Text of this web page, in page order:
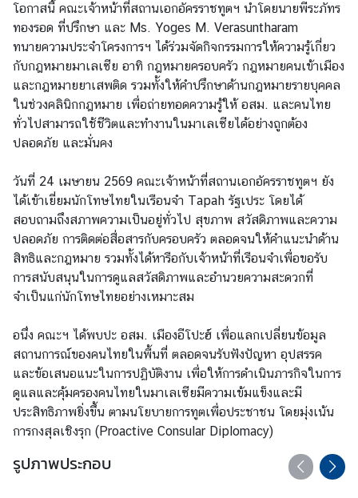
ย์
ข่
า
ว
ง
า
ก
ง
สุ
ล
(
C
o
s
u
l
a
r
S
r
โอกาสนี้ คณะเจ้าหน้าที่สถานเอกอัครราชทูตฯ นำโดยนายพีระภัทร
ทองรอด ที่ปรึกษา และ Ms. Yoges M. Verasuntharam
ทนายความประจำโครงการฯ ได้ร่วมจัดกิจกรรมการให้ความรู้เกี่ยว
กับกฎหมายมาเลเซีย อาทิ กฎหมายครอบครัว กฎหมายคนเข้าเมือง
และกฎหมายยาเสพติด รวมทั้งให้คำปรึกษาด้านกฎหมายรายบุคคล
ในช่วงคลินิกกฎหมาย เพื่อถ่ายทอดความรู้ให้ อสม. และคนไทย
ทั่วไปสามารถใช้ชีวิตและทำงานในมาเลเซียได้อย่างถูกต้อง
ปลอดภัย และมั่นคง
วันที่ 24 เมษายน 2569 คณะเจ้าหน้าที่สถานเอกอัครราชทูตฯ ยัง
ได้เข้าเยี่ยมนักโทษไทยในเรือนจำ Tapah รัฐเประ โดยได้
สอบถามถึงสภาพความเป็นอยู่ทั่วไป สุขภาพ สวัสดิภาพและความ
ปลอดภัย การติดต่อสื่อสารกับครอบครัว ตลอดจนให้คำแนะนำด้าน
สิทธิและกฎหมาย รวมทั้งได้หารือกับเจ้าหน้าที่เรือนจำเพื่อขอรับ
การสนับสนุนในการดูแลสวัสดิภาพและอำนวยความสะดวกที่
จำเป็นแก่นักโทษไทยอย่างเหมาะสม
อนึ่ง คณะฯ ได้พบปะ อสม. เมืองอีโปะฮ์ เพื่อแลกเปลี่ยนข้อมูล
สถานการณ์ของคนไทยในพื้นที่ ตลอดจนรับฟังปัญหา อุปสรรค
และข้อเสนอแนะในการปฏิบัติงาน เพื่อให้การดำเนินภารกิจในการ
ดูแลและคุ้มครองคนไทยในมาเลเซียมีความเข้มแข็งและมี
ประสิทธิภาพยิ่งขึ้น ตามนโยบายการทูตเพื่อประชาชน โดยมุ่งเน้น
การกงสุลเชิงรุก (Proactive Consular Diplomacy)
รูปภาพประกอบ